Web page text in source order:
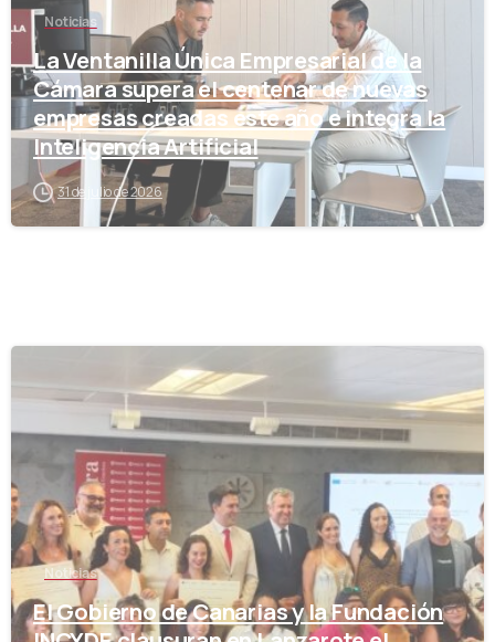
Noticias
La Ventanilla Única Empresarial de la
Cámara supera el centenar de nuevas
empresas creadas este año e integra la
Inteligencia Artificial
31 de julio de 2026
Noticias
El Gobierno de Canarias y la Fundación